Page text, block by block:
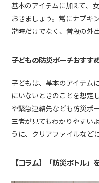
基本のアイテムに加えて、
おきましょう。常にナプキ
常時だけでなく、普段の外
子どもの防災ポーチおすす
子どもは、基本のアイテム
にいないときのことを想定
や緊急連絡先なども防災ポ
三者が見てもわかりやすい
うに、クリアファイルなど
【コラム】「防災ボトル